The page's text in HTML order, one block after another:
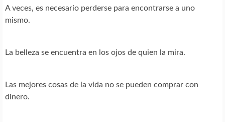
A veces, es necesario perderse para encontrarse a uno
mismo.
La belleza se encuentra en los ojos de quien la mira.
Las mejores cosas de la vida no se pueden comprar con
dinero.